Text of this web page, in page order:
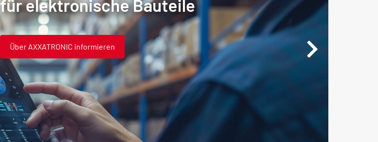
für elektronische Bauteile
Über AXXATRONIC informieren